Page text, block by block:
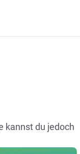
kannst du jedoch